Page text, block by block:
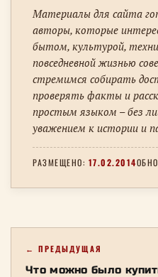
Материалы для сайта
авторы, которые
бытом, культурой,
повседневной жизнью
стремимся собирать
проверять факты и
простым языком – без
уважением к истории и
РАЗМЕЩЕНО: 17.02.2014
← ПРЕДЫДУЩАЯ
Что можно было